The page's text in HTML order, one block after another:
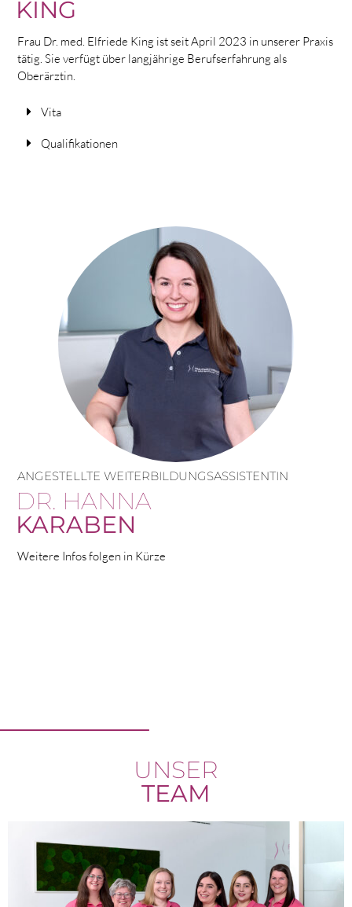
KING
Frau Dr. med. Elfriede King ist seit April 2023 in unserer Praxis
tätig. Sie verfügt über langjährige Berufserfahrung als
Oberärztin.
Vita
Qualifikationen
ANGESTELLTE WEITERBILDUNGSASSISTENTIN
DR. HANNA
KARABEN
Weitere Infos folgen in Kürze
UNSER
TEAM